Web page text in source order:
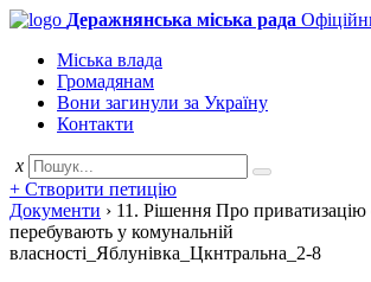
Деражнянська міська рада
Міська влада
Громадянам
Вони загинули за Україну
Контакти
x
+ Створити петицію
Документи › 11. Рішення Про приватизацію
перебувають у комунальній
власності_Яблунівка_Цкнтральна_2-8